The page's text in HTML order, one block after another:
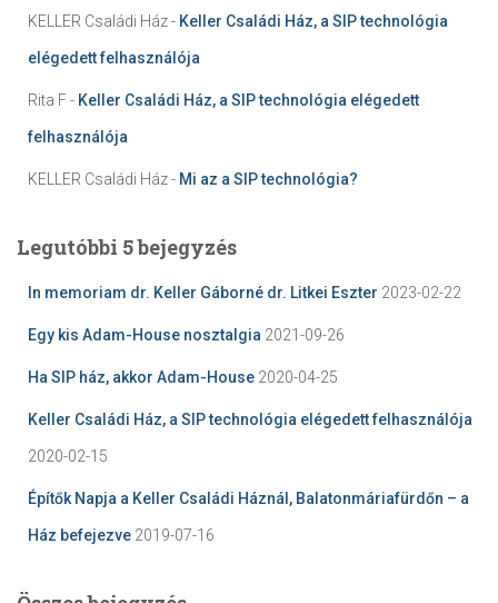
KELLER Családi Ház- Keller Családi Ház, a SIP technológia
elégedett felhasználója
Rita F- Keller Családi Ház, a SIP technológia elégedett
felhasználója
KELLER Családi Ház- Mi az a SIP technológia?
Legutóbbi 5 bejegyzés
In memoriam dr. Keller Gáborné dr. Litkei Eszter 2023-02-22
Egy kis Adam-House nosztalgia 2021-09-26
Ha SIP ház, akkor Adam-House 2020-04-25
Keller Családi Ház, a SIP technológia elégedett felhasználója
2020-02-15
Építők Napja a Keller Családi Háznál, Balatonmáriafürdőn – a
Ház befejezve 2019-07-16